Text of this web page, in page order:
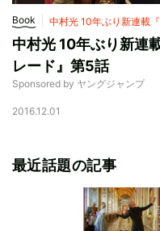
Book 中村光 10年ぶり新連載
中村光 10年ぶり新連
レード』第5話
Sponsored by ヤングジャンプ
2016.12.01
最近話題の記事